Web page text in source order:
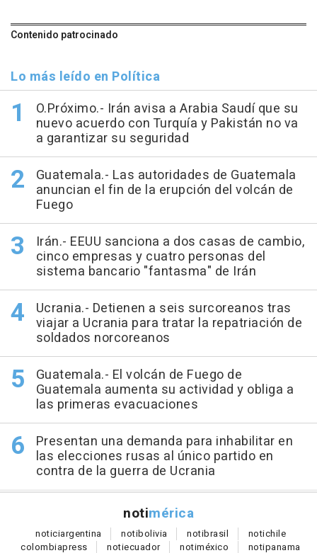
Contenido patrocinado
Lo más leído en Política
O.Próximo.- Irán avisa a Arabia Saudí que su
nuevo acuerdo con Turquía y Pakistán no va
a garantizar su seguridad
Guatemala.- Las autoridades de Guatemala
anuncian el fin de la erupción del volcán de
Fuego
Irán.- EEUU sanciona a dos casas de cambio,
cinco empresas y cuatro personas del
sistema bancario "fantasma" de Irán
Ucrania.- Detienen a seis surcoreanos tras
viajar a Ucrania para tratar la repatriación de
soldados norcoreanos
Guatemala.- El volcán de Fuego de
Guatemala aumenta su actividad y obliga a
las primeras evacuaciones
Presentan una demanda para inhabilitar en
las elecciones rusas al único partido en
contra de la guerra de Ucrania
notimérica
noticiargentina notibolivia notibrasil notichile
colombiapress notiecuador notiméxico notipanama